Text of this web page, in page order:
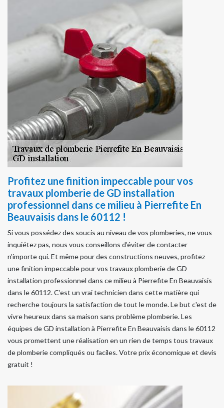
Profitez une finition impeccable pour vos
travaux plomberie de GD installation
professionnel dans ce milieu à Pierrefite En
Beauvaisis dans le 60112 !
Si vous possédez des soucis au niveau de vos plomberies, ne vous
inquiétez pas, nous vous conseillons d’éviter de contacter
n’importe qui. Et même pour des constructions neuves, profitez
une finition impeccable pour vos travaux plomberie de GD
installation professionnel dans ce milieu à Pierrefite En Beauvaisis
dans le 60112. C’est un vrai technicien dans cette matière qui
recherche toujours la satisfaction de tout le monde. Le but c'est de
vivre heureux dans sa maison sans problème plomberie. Les
équipes de GD installation à Pierrefite En Beauvaisis dans le 60112
vous promettent une réalisation en un rien de temps tous travaux
de plomberie compliqués ou faciles. Votre prix économique et devis
gratuit !